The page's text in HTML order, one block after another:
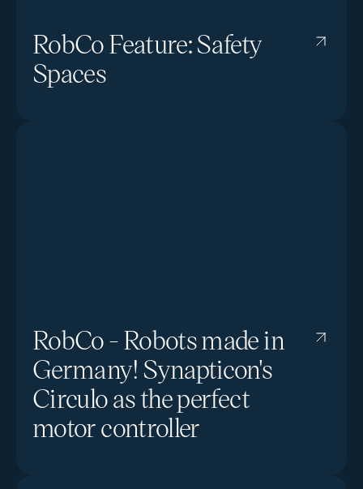
RobCo Feature: Safety
Spaces
RobCo - Robots made in
Germany! Synapticon's
Circulo as the perfect
motor controller